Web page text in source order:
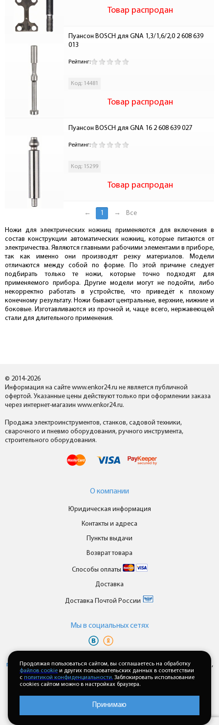
Товар распродан
Пуансон BOSCH для GNA 1,3/1,6/2,0 2 608 639
013
Рейтинг:
Код: 14481
Товар распродан
Пуансон BOSCH для GNA 16 2 608 639 027
Рейтинг:
Код: 15299
Товар распродан
← 1 → Все
Ножи для электрических ножниц применяются для включения в
состав конструкции автоматических ножниц, которые питаются от
электричества. Являются главными рабочими элементами в приборе,
так как именно они производят резку материалов. Модели
отличаются между собой по форме. По этой причине следует
подбирать только те ножи, которые точно подходят для
применяемого прибора. Другие модели могут не подойти, либо
некорректно работать в устройстве, что приведёт к плохому
конечному результату. Ножи бывают центральные, верхние, нижние и
боковые. Изготавливаются из прочной и, чаще всего, нержавеющей
стали для длительного применения.
© 2014-2026
Информация на сайте www.enkor24.ru не является публичной
офертой. Указанные цены действуют только при оформлении заказа
через интернет-магазин www.enkor24.ru.
Продажа электроинструментов, станков, садовой техники,
сварочного и пневмо оборудования, ручного инструмента,
строительного оборудования.
О компании
Юридическая информация
Контакты и адреса
Пункты выдачи
Возврат товара
Способы оплаты
Доставка
Доставка Почтой России
Мы в cоциальных сетях
персональных данныхипользовательского соглашениякаждый раз,
когда оставляете свои данные в любой форме обратной связи на
сайте enkor24.ru
Продолжая пользоваться сайтом, вы соглашаетесь на обработку
файлов cookie и других пользовательских данных в соответствии
с политикой конфиденциальности. Заблокировать использование
cookies сайтом можно в настройках браузера.
Принимаю